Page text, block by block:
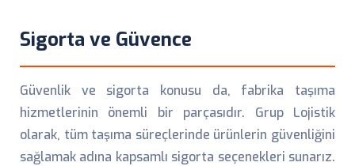
Sigorta ve Güvence
Güvenlik ve sigorta konusu da, fabrika taşıma
hizmetlerinin önemli bir parçasıdır. Grup Lojistik
olarak, tüm taşıma süreçlerinde ürünlerin güvenliğini
sağlamak adına kapsamlı sigorta seçenekleri sunarız.